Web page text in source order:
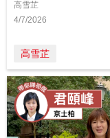
高雪芷
4/7/2026
高雪芷